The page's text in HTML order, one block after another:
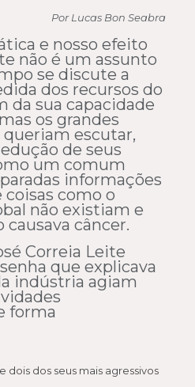
Por Lucas Bon Seabra
e nosso efeito
não é um assunto
se discute a
dos recursos do
da sua capacidade
os grandes
escutar,
de seus
um comum
informações
coisas como o
não existiam e
causava câncer.
Correia Leite
que explicava
indústria agiam
forma
dois dos seus mais agressivos